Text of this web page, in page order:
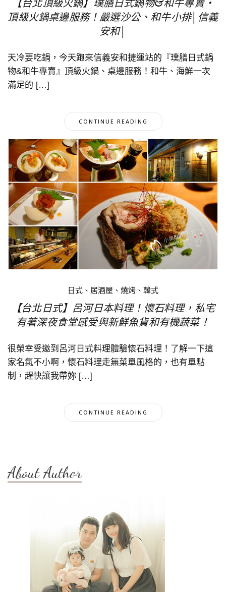
【台北頂級火鍋】璞膳日式鍋物&和牛專賣‧
頂級火鍋桌邊服務！嚴選沙公、和牛小排│信義
安和│
天冷要吃鍋，今天跑來信義安和捷運站的『璞膳日式鍋
物&和牛專賣』頂級火鍋、桌邊服務！和牛、海鮮一次
滿足的 […]
CONTINUE READING
日式、居酒屋、燒烤、韓式
【台北日式】呂河日本料理！懷石料理，私宅
有著深夜食堂感受與新鮮魚貨和有機蔬菜！
很榮幸受邀到呂河日式料理體驗懷石料理！了解一下這
家名氣不小啊，懷石料理走無菜單風格的，也有單點
制，趕快讓我帶妳 […]
CONTINUE READING
About Author